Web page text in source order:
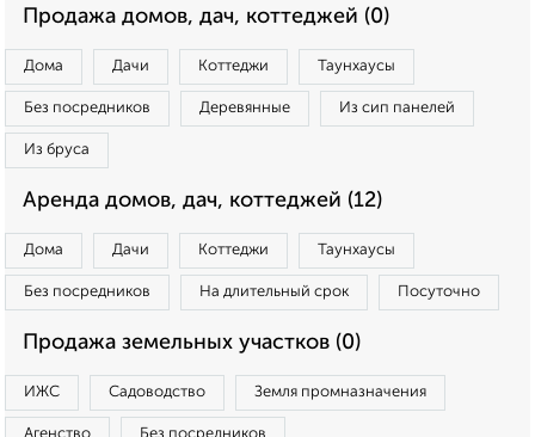
Продажа домов, дач, коттеджей (0)
Дома Дачи Коттеджи Таунхаусы
Без посредников Деревянные Из сип панелей
Из бруса
Аренда домов, дач, коттеджей (12)
Дома Дачи Коттеджи Таунхаусы
Без посредников На длительный срок Посуточно
Продажа земельных участков (0)
ИЖС Садоводство Земля промназначения